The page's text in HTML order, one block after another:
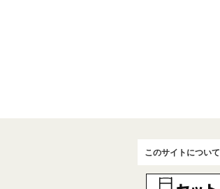
このサイトについて